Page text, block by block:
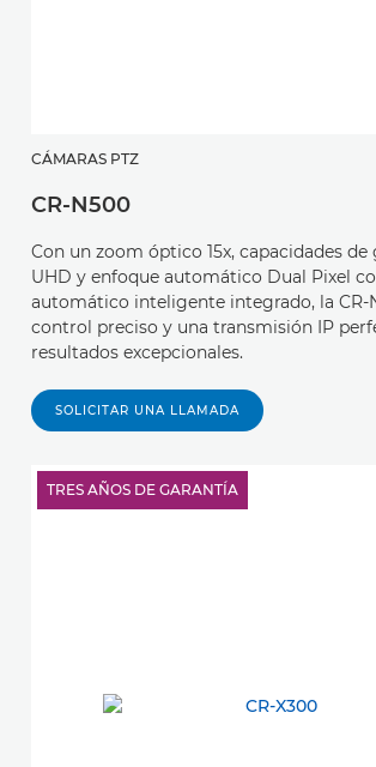
CÁMARAS PTZ
CR-N500
Con un zoom óptico 15x, capacidades de
UHD y enfoque automático Dual Pixel
automático inteligente integrado, la CR-
control preciso y una transmisión IP
resultados excepcionales.
SOLICITAR UNA LLAMADA
TRES AÑOS DE GARANTÍA